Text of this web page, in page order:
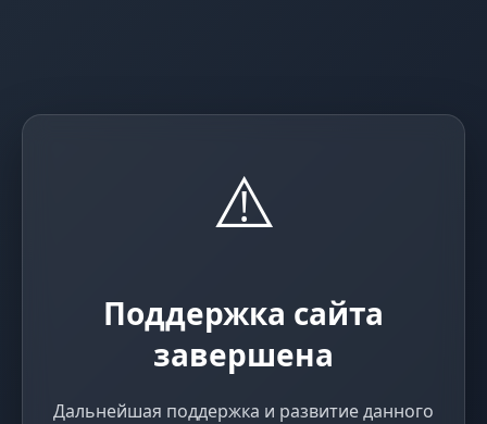
⚠️
Поддержка сайта
завершена
Дальнейшая поддержка и развитие данного